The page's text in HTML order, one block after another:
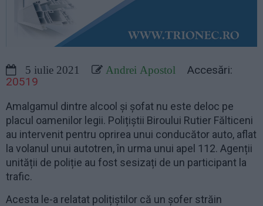
5 iulie 2021 Andrei Apostol
Accesări:
20519
Amalgamul dintre alcool și șofat nu este deloc pe
placul oamenilor legii. Polițiștii Biroului Rutier Fălticeni
au intervenit pentru oprirea unui conducător auto, aflat
la volanul unui autotren, în urma unui apel 112. Agenții
unității de poliție au fost sesizați de un participant la
trafic.
Acesta le-a relatat polițiștilor că un șofer străin